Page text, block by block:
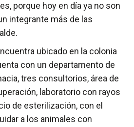
porque hoy en día ya no son
integrante más de las
ubicado en la colonia
con un departamento de
tres consultorios, área de
laboratorio con rayos
de esterilización, con el
a los animales con